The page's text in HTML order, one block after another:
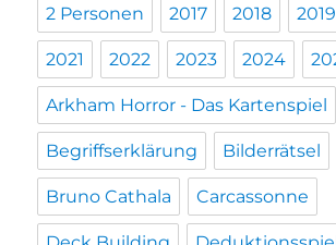
2 Personen 2017 2018 2019
2021 2022 2023 2024
Arkham Horror - Das Kartenspiel
Begriffserklärung Bilderrätsel
Bruno Cathala Carcassonne